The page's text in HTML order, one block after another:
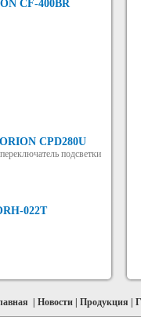
CF-400BR
CPD280U
подсветки
022T
Новости Продукция